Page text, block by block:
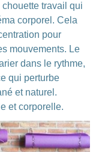
chouette travail qui
corporel . Cela
pour
mouvements. Le
dans le rythme,
qui perturbe
et naturel.
et corporelle.